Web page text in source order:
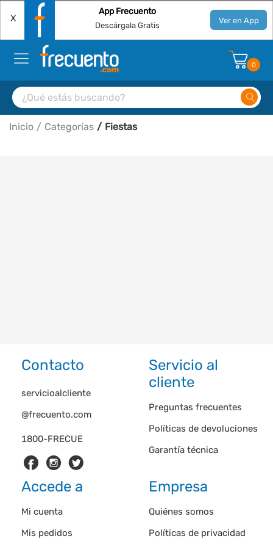
X
App Frecuento
Descárgala Gratis Ver en App
0
Inicio Categorías Fiestas
Contacto
1800-FRECUE
servicioalcliente
@frecuento.com
Servicio al
cliente
Preguntas frecuentes
Políticas de devoluciones
Garantía técnica
Accede a
Mi cuenta
Mis pedidos
Empresa
Quiénes somos
Políticas de privacidad